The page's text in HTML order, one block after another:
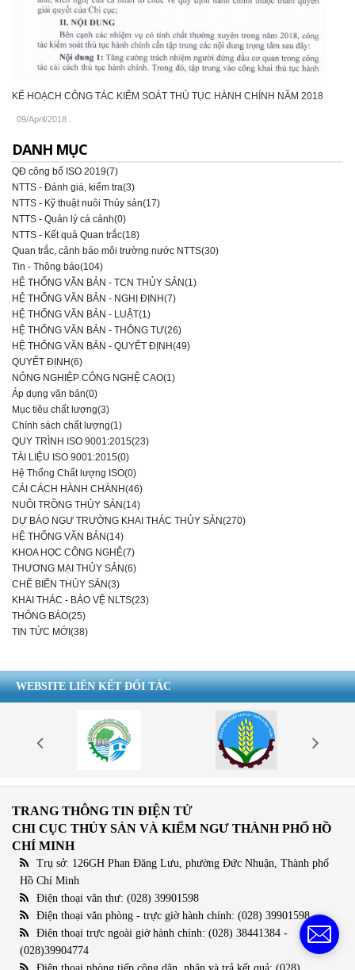
KẾ HOẠCH CÔNG TÁC KIỂM SOÁT THỦ TỤC HÀNH CHÍNH NĂM 2018
09/April/2018
DANH MỤC
QĐ công bố ISO 2019(7)
NTTS - Đánh giá, kiểm tra(3)
NTTS - Kỹ thuật nuôi Thủy sản(17)
NTTS - Quản lý cá cảnh(0)
NTTS - Kết quả Quan trắc(18)
Quan trắc, cảnh báo môi trường nước NTTS(30)
Tin - Thông báo(104)
HỆ THỐNG VĂN BẢN - TCN THỦY SẢN(1)
HỆ THỐNG VĂN BẢN - NGHỊ ĐỊNH(7)
HỆ THỐNG VĂN BẢN - LUẬT(1)
HỆ THỐNG VĂN BẢN - THÔNG TƯ(26)
HỆ THỐNG VĂN BẢN - QUYẾT ĐỊNH(49)
QUYẾT ĐỊNH(6)
NÔNG NGHIỆP CÔNG NGHỆ CAO(1)
Áp dụng văn bản(0)
Mục tiêu chất lượng(3)
Chính sách chất lượng(1)
QUY TRÌNH ISO 9001:2015(23)
TÀI LIỆU ISO 9001:2015(0)
Hệ Thống Chất lượng ISO(0)
CẢI CÁCH HÀNH CHÁNH(46)
NUÔI TRỒNG THỦY SẢN(14)
DỰ BÁO NGƯ TRƯỜNG KHAI THÁC THỦY SẢN(270)
HỆ THỐNG VĂN BẢN(14)
KHOA HỌC CÔNG NGHỆ(7)
THƯƠNG MẠI THỦY SẢN(6)
CHẾ BIẾN THỦY SẢN(3)
KHAI THÁC - BẢO VỆ NLTS(23)
THÔNG BÁO(25)
TIN TỨC MỚI(38)
WEBSITE LIÊN KẾT ĐỐI TÁC
TRANG THÔNG TIN ĐIỆN TỬ
CHI CỤC THỦY SẢN VÀ KIỂM NGƯ THÀNH PHỐ HỒ
CHÍ MINH
Trụ sở: 126GH Phan Đăng Lưu, phường Đức Nhuận, Thành phố
Hồ Chí Minh
Điện thoại văn thư: (028) 39901598
Điện thoại văn phòng - trực giờ hành chính: (028) 39901598
Điện thoại trực ngoài giờ hành chính: (028) 38441384 -
(028)39904774
Điện thoại phòng tiếp công dân, nhận và trả kết quả: (028)